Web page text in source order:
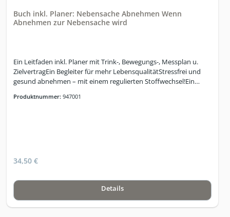
Buch inkl. Planer: Nebensache Abnehmen Wenn
Abnehmen zur Nebensache wird
Ein Leitfaden inkl. Planer mit Trink-, Bewegungs-, Messplan u.
ZielvertragEin Begleiter für mehr LebensqualitätStressfrei und
gesund abnehmen – mit einem regulierten Stoffwechsel!Ein
effizientund einfach ihr Wohlfühlgewicht erreichen und auf
Produktnummer: 947001
34,50 €
Details